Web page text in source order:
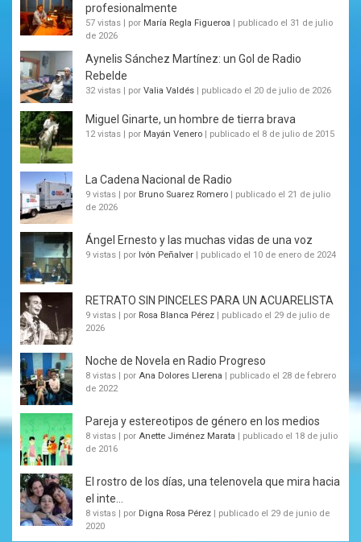
profesionalmente
57 vistas | por María Regla Figueroa | publicado el 31 de julio
de 2026
Aynelis Sánchez Martínez: un Gol de Radio
Rebelde
32 vistas | por Valia Valdés | publicado el 20 de julio de 2026
Miguel Ginarte, un hombre de tierra brava
12 vistas | por Mayán Venero | publicado el 8 de julio de 2015
La Cadena Nacional de Radio
9 vistas | por Bruno Suarez Romero | publicado el 21 de julio
de 2026
Ángel Ernesto y las muchas vidas de una voz
9 vistas | por Ivón Peñalver | publicado el 10 de enero de 2024
RETRATO SIN PINCELES PARA UN ACUARELISTA
9 vistas | por Rosa Blanca Pérez | publicado el 29 de julio de
2026
Noche de Novela en Radio Progreso
8 vistas | por Ana Dolores Llerena | publicado el 28 de febrero
de 2022
Pareja y estereotipos de género en los medios
8 vistas | por Anette Jiménez Marata | publicado el 18 de julio
de 2016
El rostro de los días, una telenovela que mira hacia
el inte...
8 vistas | por Digna Rosa Pérez | publicado el 29 de junio de
2020